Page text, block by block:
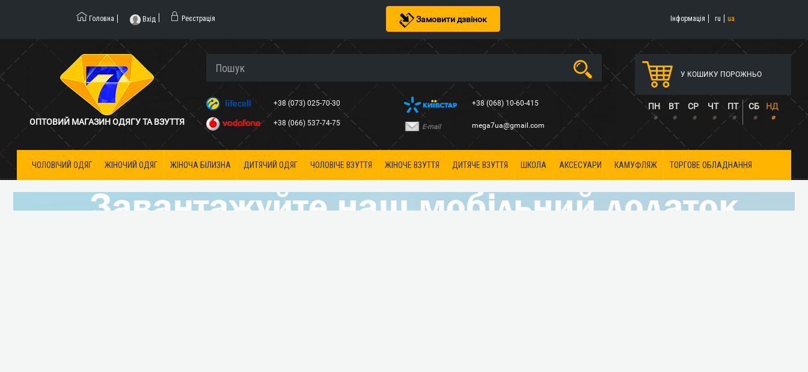
Замовити дзвінок
Головна Вхід Реєстрація Інформація ru ua
ОПТОВИЙ МАГАЗИН ОДЯГУ ТА ВЗУТТЯ
+38 (073) 025-70-30
+38 (066) 537-74-75
+38 (068) 10-60-415
E-mail mega7ua@gmail.com
У КОШИКУ ПОРОЖНЬО
ПН ВТ СР ЧТ ПТ СБ НД
• • • • • • •
ЧОЛОВІЧИЙ ОДЯГ ЖІНОЧИЙ ОДЯГ ЖІНОЧА БІЛИЗНА ДИТЯЧИЙ ОДЯГ ЧОЛОВІЧЕ ВЗУТТЯ ЖІНОЧЕ ВЗУТТЯ ДИТЯЧЕ ВЗУТТЯ ШКОЛА АКСЕСУАРИ КАМУФЛЯЖ ТОРГОВЕ ОБЛАДНАННЯ